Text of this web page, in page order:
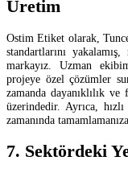
Üretim
Ostim Etiket olarak,
standartlarını
markayız. Uzman
projeye özel çözümler
zamanda dayanıklılık ve
üzerindedir. Ayrıca,
zamanında
7. Sektördeki